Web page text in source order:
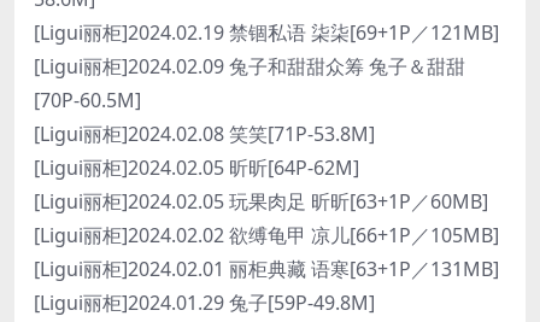
[Ligui丽柜]2024.02.19 禁锢私语 柒柒[69+1P／121MB]
[Ligui丽柜]2024.02.09 兔子和甜甜众筹 兔子＆甜甜
[70P-60.5M]
[Ligui丽柜]2024.02.08 笑笑[71P-53.8M]
[Ligui丽柜]2024.02.05 昕昕[64P-62M]
[Ligui丽柜]2024.02.05 玩果肉足 昕昕[63+1P／60MB]
[Ligui丽柜]2024.02.02 欲缚龟甲 凉儿[66+1P／105MB]
[Ligui丽柜]2024.02.01 丽柜典藏 语寒[63+1P／131MB]
[Ligui丽柜]2024.01.29 兔子[59P-49.8M]